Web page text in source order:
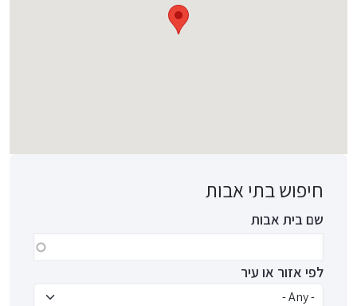
חיפוש בתי אבות
שם בית אבות
לפי אזור או עיר